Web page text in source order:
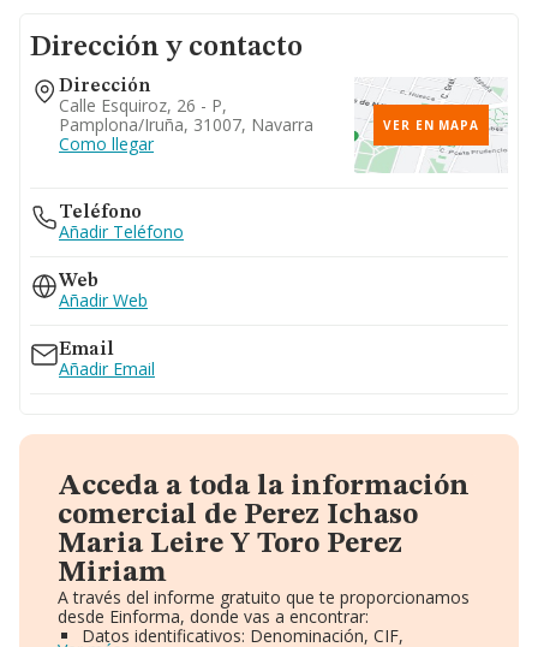
Dirección y contacto
Dirección
Calle Esquiroz, 26 - P,
Pamplona/iruña, 31007, Navarra
Como llegar
VER EN MAPA
Teléfono
Añadir Teléfono
Web
Añadir Web
Email
Añadir Email
Acceda a toda la información
comercial de Perez Ichaso
Maria Leire Y Toro Perez
Miriam
A través del informe gratuito que te proporcionamos
desde Einforma, donde vas a encontrar:
Datos identificativos: Denominación, CIF,